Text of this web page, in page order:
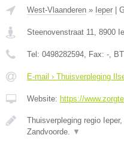
West-Vlaanderen » Ieper
Steenovenstraat 11, 8900
Tel: 0498282594, Fax: -,
E-mail › Thuisverpleging
Website: https://
Thuisverpleging regio
Zandvoorde. ▼